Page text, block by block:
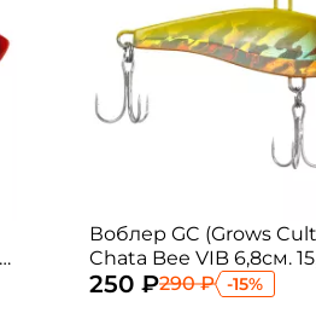
Воблер GC (Grows
Chata Bee VIB 6,8см.
UV#29 sinking
250 ₽290 ₽ -15%